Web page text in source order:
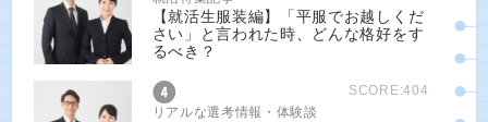
【就活生服装編】「平服でお越しくだ
さい」と言われた時、どんな格好をす
るべき？
SCORE:404
リアルな選考情報・体験談